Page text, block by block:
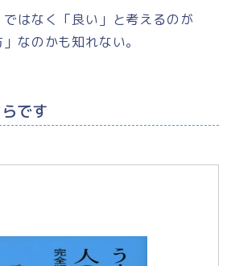
はなく「良い」と考えるのが
なのかも知れない。
です